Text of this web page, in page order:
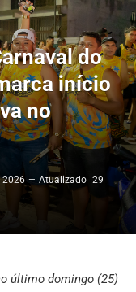
do
início
no
2026 Atualizado 29
último domingo (25)